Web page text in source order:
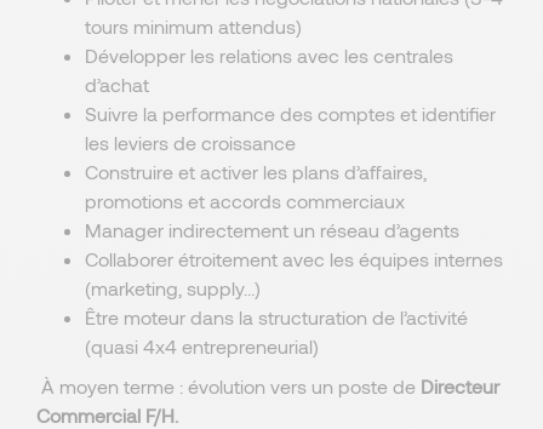
tours minimum attendus)
Développer les relations avec les centrales
d’achat
Suivre la performance des comptes et identifier
les leviers de croissance
Construire et activer les plans d’affaires,
promotions et accords commerciaux
Manager indirectement un réseau d’agents
Collaborer étroitement avec les équipes internes
(marketing, supply…)
Être moteur dans la structuration de l’activité
(quasi 4x4 entrepreneurial)
À moyen terme : évolution vers un poste de Directeur
Commercial F/H.